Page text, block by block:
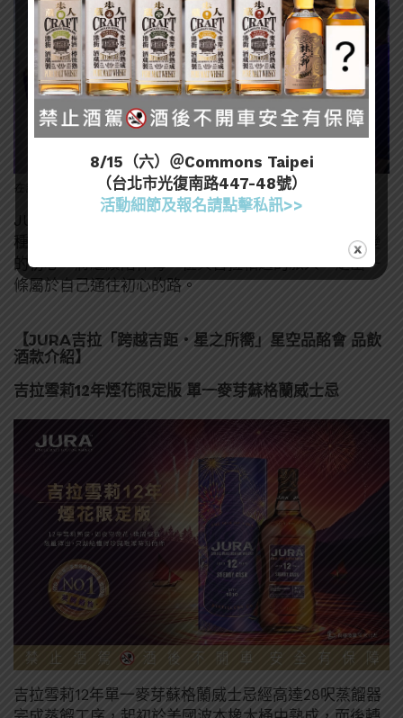
在吉拉銀河之下，開啟一場五感的初心風味旅程。
JURA所代表的，不只是來自吉拉島的威士忌，更是一
種即使只有一條路，也要堅定前行的信念。而這份不變
的初心，將繼續陪伴每一位與吉拉相遇的旅人，走出一
條屬於自己通往初心的路。
【JURA吉拉「跨越吉距・星之所嚮」星空品酩會 品飲
酒款介紹】
吉拉雪莉12年煙花限定版 單一麥芽蘇格蘭威士忌
吉拉雪莉12年單一麥芽蘇格蘭威士忌經高達28呎蒸餾器
8/15（六）＠Commons Taipei
（台北市光復南路447-48號）
活動細節及報名請點擊私訊>>